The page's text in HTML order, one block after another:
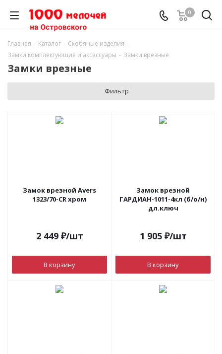
0
Главная - Каталог - Скобяные изделия -
Замки комплектующие и аксессуары - Замки врезные
Замки врезные
Фильтр
Замок врезной Avers
1323/70-CR хром
2 449₽/шт
В корзину
Замок врезной
ГАРДИАН-1011-4кл (б/о/н)
дл.ключ
1 905₽/шт
В корзину